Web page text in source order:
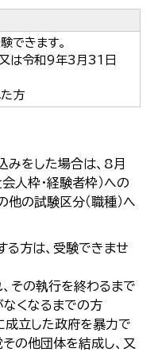
できます。
は令和9年3月31日
方
みをした場合は、8月
人枠・経験者枠）への
他の試験区分（職種）へ
方は、受験できませ
その執行を終わるまで
くなるまでの方
立した政府を暴力で
の他団体を結成し、又